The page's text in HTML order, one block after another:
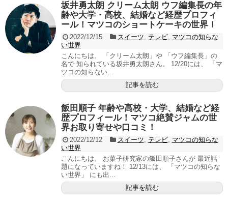
坂井勇太朗 クリーム太朗 ウフ編集長の年
齢や大学・高校、結婚など経歴プロフィ
ール！マツコのショートケーキの世界！
2022/12/15 スイーツ, テレビ, マツコの知らな
い世界
こんにちは。 「クリーム太朗」や 「ウフ編集長」の
名で 知られている坂井勇太朗さん。 12/20には、 「マ
ツコの知らない...
記事を読む
飯田順子 年齢や高校・大学、結婚など経
歴プロフィール！マツコ絶賛ジャムの世
界お取り寄せや口コミ！
2022/12/12 スイーツ, テレビ, マツコの知らな
い世界
こんにちは。 お菓子研究家の飯田順子さんが 最近話
題になっていますね！ 12/13には、 「マツコの知らな
い世界」 にも出...
記事を読む